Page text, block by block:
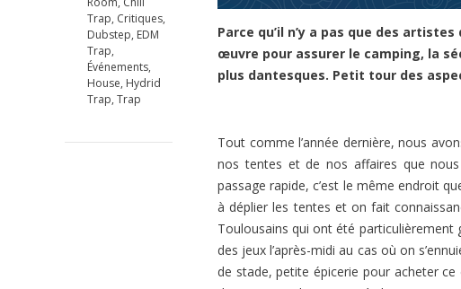
Parce qu’il n’y a pas que des
œuvre pour assurer le camping, la
plus dantesques. Petit tour des
Tout comme l’année dernière, nous
nos tentes et de nos affaires que
passage rapide, c’est le même endroit
à déplier les tentes et on fait
Toulousains qui ont été particulièrement
des jeux l’après-midi au cas où on
de stade, petite épicerie pour acheter
Trap, Critiques,
Dubstep, EDM
Trap,
Événements,
House, Hydrid
Trap, Trap